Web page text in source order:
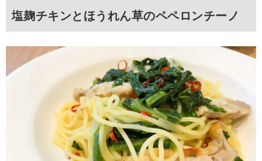
塩麹チキンとほうれん草のペペロンチーノ